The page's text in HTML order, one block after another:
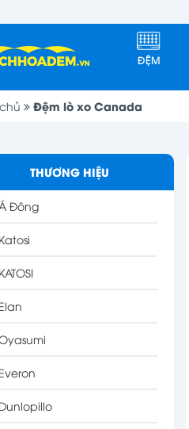
ĐỆM
Đệm lò xo Canada
THƯƠNG HIỆU
Đông
Katosi
KATOSI
Elan
Everon
Dunlopillo